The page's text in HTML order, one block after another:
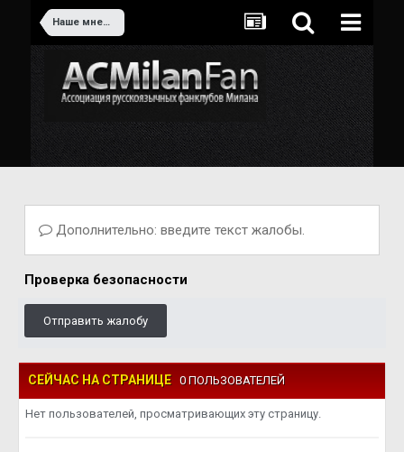
Наше мнение
Дополнительно: введите текст жалобы.
Проверка безопасности
Отправить жалобу
СЕЙЧАС НА СТРАНИЦЕ 0 ПОЛЬЗОВАТЕЛЕЙ
Нет пользователей, просматривающих эту страницу.